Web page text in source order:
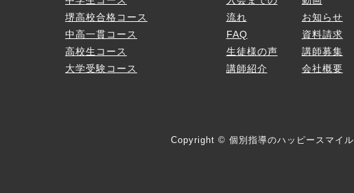
堺高校合格コース
中高一貫コース
高校生コース
大学受験コース
流れ
FAQ
生徒様の声
講師紹介
お知らせ
資料請求
講師募集
会社概要
Copyright © 個別指導のハッピースマイル